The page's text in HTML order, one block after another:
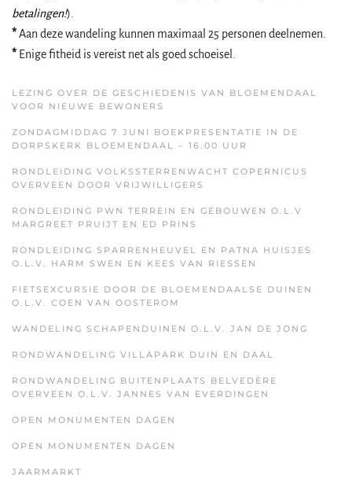
betalingen!).
*Aan deze wandeling kunnen maximaal 25 personen deelnemen.
* Enige fitheid is vereist net als goed schoeisel.
LEZING OVER DE GESCHIEDENIS VAN BLOEMENDAAL
VOOR NIEUWE BEWONERS
ZONDAGMIDDAG 7 JUNI BOEKPRESENTATIE IN DE
DORPSKERK BLOEMENDAAL – 16.00 UUR
RONDLEIDING VOLKSSTERRENWACHT COPERNICUS
OVERVEEN DOOR VRIJWILLIGERS
RONDLEIDING PWN TERREIN EN GEBOUWEN O.L.V
MARGREET PRUIJT EN ED PRINS
RONDLEIDING SPARRENHEUVEL EN PATNA HUISJES
O.L.V. HARM SWEN EN KEES VAN RIESSEN
FIETSEXCURSIE DOOR DE BLOEMENDAALSE DUINEN
O.L.V. COEN VAN OOSTEROM
WANDELING SCHAPENDUINEN O.L.V. JAN DE JONG
RONDWANDELING VILLAPARK DUIN EN DAAL
RONDWANDELING BUITENPLAATS BELVEDÈRE
OVERVEEN O.L.V. JANNES VAN EVERDINGEN
OPEN MONUMENTEN DAGEN
OPEN MONUMENTEN DAGEN
JAARMARKT